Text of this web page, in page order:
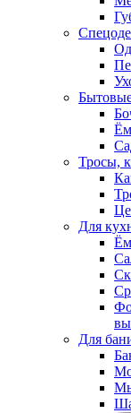
Тросы,
Для
Для